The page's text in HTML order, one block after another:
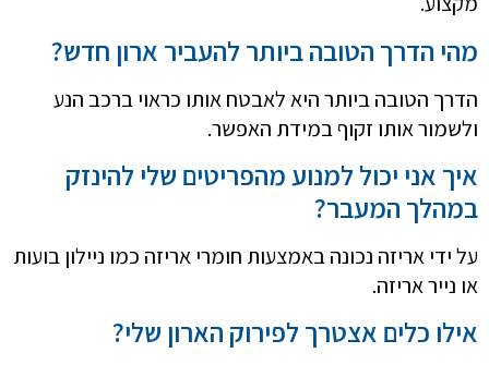
מהי הדרך הטובה ביותר להעביר ארון חדש?
הדרך הטובה ביותר היא לאבטח אותו כראוי ברכב הנע
ולשמור אותו זקוף במידת האפשר.
איך אני יכול למנוע מהפריטים שלי להינזק
במהלך המעבר?
על ידי אריזה נכונה באמצעות חומרי אריזה כמו ניילון בועות
או נייר אריזה.
אילו כלים אצטרך לפירוק הארון שלי?